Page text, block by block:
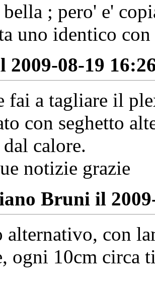
; pero' e'
uno identico
2009-08-19
fai a tagliare il
con seghetto
calore.
notizie grazie
Bruni il
alternativo, con
ogni 10cm circa